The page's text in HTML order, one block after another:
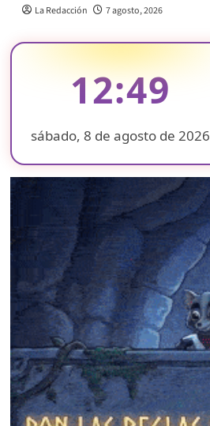
La Redacción 7 agosto, 2026
12:49
sábado, 8 de agosto de 2026
❄
❄
❄
❄
❄